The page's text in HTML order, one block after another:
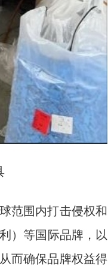
范围内打击侵权和
）等国际品牌，以
而确保品牌权益得